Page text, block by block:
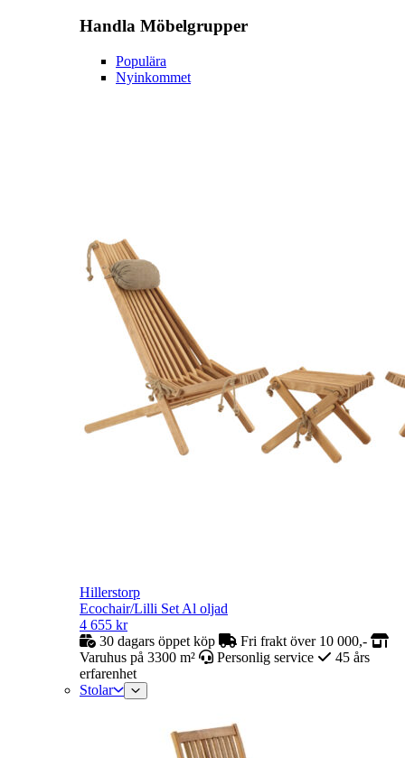
Handla Möbelgrupper
Populära
Nyinkommet
Hillerstorp
Ecochair/Lilli Set Al oljad
4 655 kr
30 dagars öppet köp
Fri frakt över 10 000,-
Varuhus på 3300 m²
Personlig service
45 års
erfarenhet
Stolar